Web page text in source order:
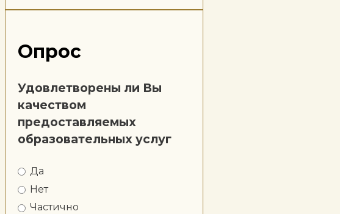
Опрос
Удовлетворены ли Вы
качеством
предоставляемых
образовательных услуг
Да
Нет
Частично